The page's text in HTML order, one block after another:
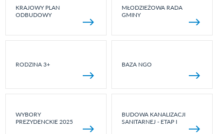
KRAJOWY PLAN
ODBUDOWY
MŁODZIEŻOWA RADA
GMINY
RODZINA 3+ BAZA NGO
WYBORY
PREZYDENCKIE 2025
BUDOWA KANALIZACJI
SANITARNEJ - ETAP I